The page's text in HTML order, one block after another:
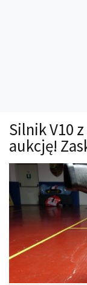
Technika jazdy
Oświetlenie
Kalkulatory
Przelicznik
Auto z niemiec
Galerie
Silnik V10
aukcję!